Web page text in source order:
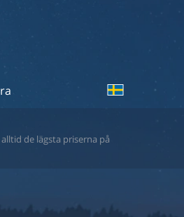
de lägsta priserna på